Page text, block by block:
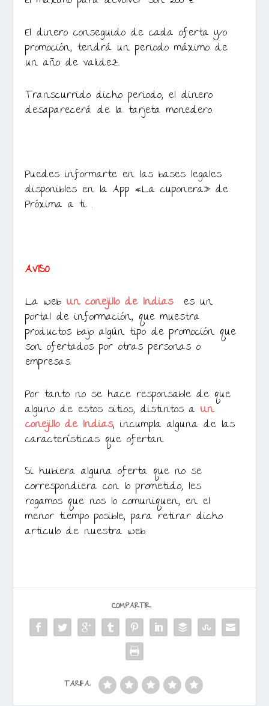
El dinero conseguido de cada oferta y/o
promoción, tendrá un periodo máximo de
un año de validez.
Transcurrido dicho periodo, el dinero
desaparecerá de la tarjeta monedero.
Puedes informarte en las bases legales
disponibles en la App «La cuponera» de
Próxima a ti .
AVISO
La webUn conejillo de Indiases un
portal de información, que muestra
productos bajo algún tipo de promoción que
son ofertados por otras personas o
empresas.
Por tanto no se hace responsable de que
alguno de estos sitios, distintos aUn
conejillo de Indias, incumpla alguna de las
características que ofertan.
Si hubiera alguna oferta que no se
correspondiera con lo prometido, les
rogamos que nos lo comuniquen, en el
menor tiempo posible, para retirar dicho
articulo de nuestra web.
COMPARTIR:
TARIFA: